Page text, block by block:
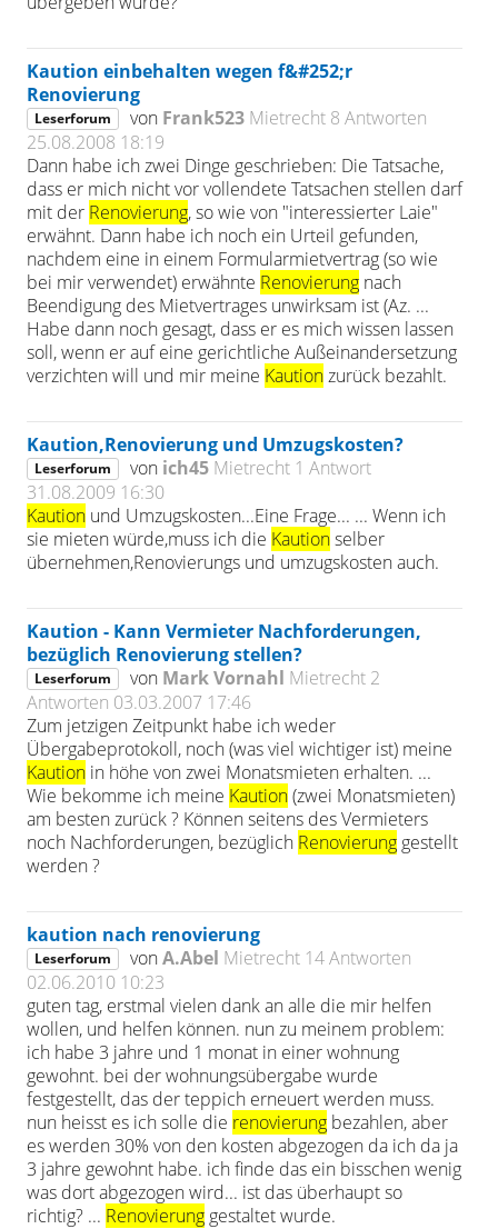
Kaution einbehalten wegen f&#252;r
Renovierung
Leserforum von Frank523 Mietrecht 8 Antworten
25.08.2008 18:19
Dann habe ich zwei Dinge geschrieben: Die Tatsache,
dass er mich nicht vor vollendete Tatsachen stellen darf
mit der Renovierung, so wie von "interessierter Laie"
erwähnt. Dann habe ich noch ein Urteil gefunden,
nachdem eine in einem Formularmietvertrag (so wie
bei mir verwendet) erwähnte Renovierung nach
Beendigung des Mietvertrages unwirksam ist (Az. ...
Habe dann noch gesagt, dass er es mich wissen lassen
soll, wenn er auf eine gerichtliche Außeinandersetzung
verzichten will und mir meine Kautionzurück bezahlt.
Kaution,Renovierung und Umzugskosten?
Leserforum von ich45 Mietrecht 1 Antwort
31.08.2009 16:30
Kaution und Umzugskosten...Eine Frage... ... Wenn ich
sie mieten würde,muss ich die Kautionselber
übernehmen,Renovierungs und umzugskosten auch.
Kaution - Kann Vermieter Nachforderungen,
bezüglich Renovierung stellen?
Leserforum von Mark Vornahl Mietrecht 2
Antworten 03.03.2007 17:46
Zum jetzigen Zeitpunkt habe ich weder
Übergabeprotokoll, noch (was viel wichtiger ist) meine
Kaution in höhe von zwei Monatsmieten erhalten. ...
Wie bekomme ich meine Kaution(zwei Monatsmieten)
am besten zurück ? Können seitens des Vermieters
noch Nachforderungen, bezüglich Renovierung gestellt
werden ?
kaution nach renovierung
Leserforum vonA.Abel Mietrecht 14 Antworten
02.06.2010 10:23
guten tag, erstmal vielen dank an alle die mir helfen
wollen, und helfen können. nun zu meinem problem:
ich habe 3 jahre und 1 monat in einer wohnung
gewohnt. bei der wohnungsübergabe wurde
festgestellt, das der teppich erneuert werden muss.
nun heisst es ich solle die renovierung bezahlen, aber
es werden 30% von den kosten abgezogen da ich da ja
3 jahre gewohnt habe. ich finde das ein bisschen wenig
was dort abgezogen wird... ist das überhaupt so
richtig? ... Renovierung gestaltet wurde.